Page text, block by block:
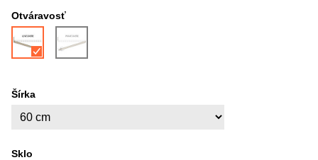
Otváravosť
Šírka
Sklo